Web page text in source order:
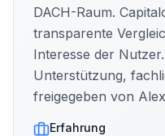
DACH-Raum.
transparente
Interesse der
Unterstützung,
freigegeben von
Erfahrung